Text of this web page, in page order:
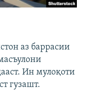
аз баррасии
Ин мулоқоти
гузашт.